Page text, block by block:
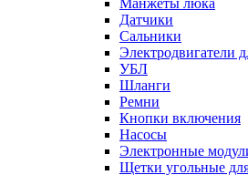
Манжеты люка
Датчики
Сальники
Электродвигатели
УБЛ
Шланги
Ремни
Кнопки включения
Насосы
Электронные
Щетки угольные